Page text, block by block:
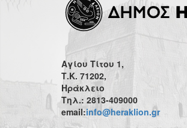
Αγίου Τίτου 1,
Τ.Κ. 71202,
Ηράκλειο
Τηλ.: 2813-409000
email:info@heraklion.gr